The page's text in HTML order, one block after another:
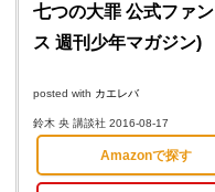
七つの大罪 公式ファ
ス 週刊少年マガジン)
posted with カエレバ
鈴木 央 講談社 2016-08-17
Amazonで探す